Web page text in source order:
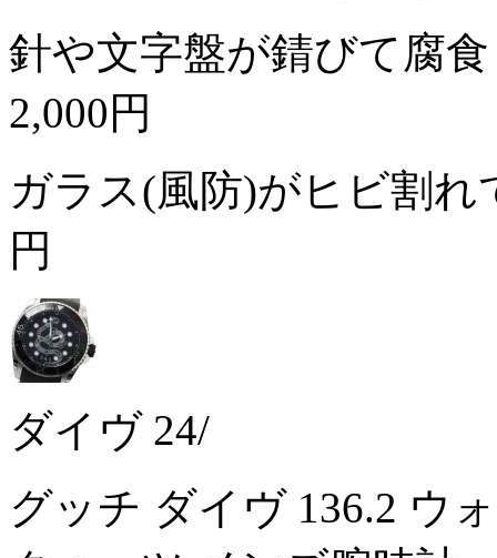
針や文字盤が錆びて腐
2,000円
ガラス(風防)がヒビ割
円
ダイヴ 24/
グッチ ダイヴ 136.2 ウ